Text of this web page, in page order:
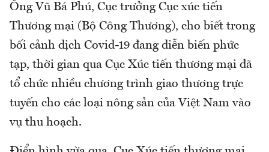
Ông Vũ Bá Phú, Cục trưởng Cục xúc tiến
Thương mại (Bộ Công Thương), cho biết trong
bối cảnh dịch Covid-19 đang diễn biến phức
tạp, thời gian qua Cục Xúc tiến thương mại đã
tổ chức nhiều chương trình giao thương trực
tuyến cho các loại nông sản của Việt Nam vào
vụ thu hoạch.